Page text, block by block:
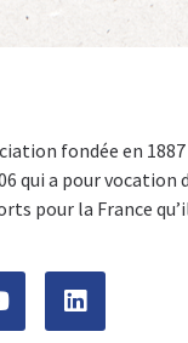
fondée en
qui a pour vocation
pour la France